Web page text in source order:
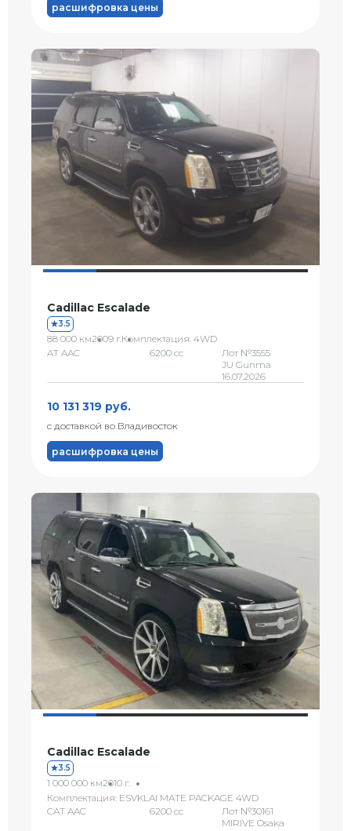
расшифровка цены
Cadillac Escalade
3.5
88 000 км2009 г.Комплектация: 4WD
AT AAC
6200 сс
Лот №3555
JU Gunma
16.07.2026
10 131 319 руб.
с доставкой во Владивосток
расшифровка цены
Cadillac Escalade
3.5
1 000 000 км2010 г.
Комплектация: ESVKLAI MATE PACKAGE 4WD
CAT AAC
6200 сс
Лот №30161
MIRIVE Osaka